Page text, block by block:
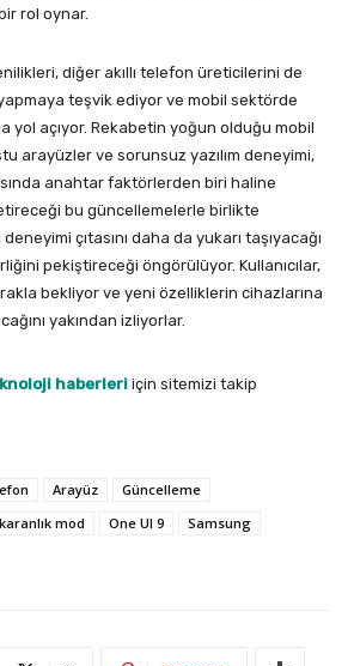
rol oynar.
diğer akıllı telefon üreticilerini de
teşvik ediyor ve mobil sektörde
yol açıyor. Rekabetin yoğun olduğu mobil
arayüzler ve sorunsuz yazılım deneyimi,
anahtar faktörlerden biri haline
bu güncellemelerle birlikte
deneyimi çıtasını daha da yukarı taşıyacağı
pekiştireceği öngörülüyor. Kullanıcılar,
bekliyor ve yeni özelliklerin cihazlarına
yakından izliyorlar.
haberleriiçin sitemizi takip
Arayüz
Güncelleme
karanlık mod One UI 9
Samsung